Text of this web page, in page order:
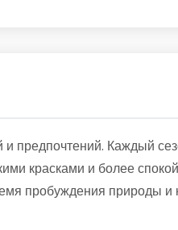
предпочтений. Каждый
красками и более
пробуждения природы и